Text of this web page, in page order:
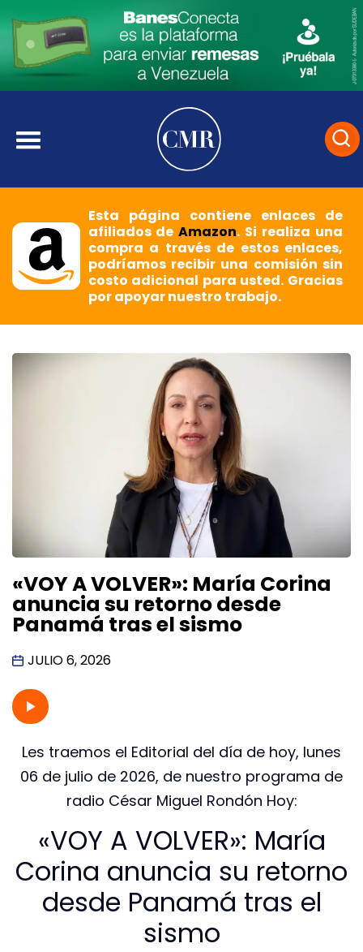
Esta página contiene enlaces de
afiliados deAmazon. Si realiza una
compra a través de estos enlaces,
podríamos recibir una comisión sin
costo adicional para usted. Gracias
por apoyar nuestro trabajo.
«VOY A VOLVER»: María Corina
anuncia su retorno desde
Panamá tras el sismo
JULIO 6, 2026
Les traemos el Editorial del día de hoy, lunes
06 de julio de 2026, de nuestro programa de
radio César Miguel Rondón Hoy:
«VOY A VOLVER»: María
Corina anuncia su retorno
desde Panamá tras el
sismo